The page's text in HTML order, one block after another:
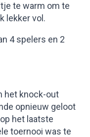
te warm om te
lekker vol.
4 spelers en 2
het knock-out
opnieuw geloot
het laatste
toernooi was te